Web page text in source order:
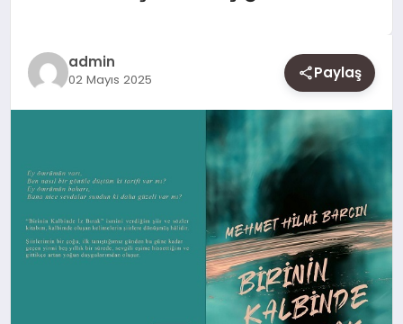
MAGAZIN
SAĞLIK
YAŞAM
admin
02 Mayıs 2025 Paylaş